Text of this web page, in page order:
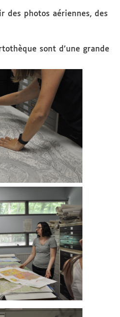
des photos aériennes, des
sont d’une grande